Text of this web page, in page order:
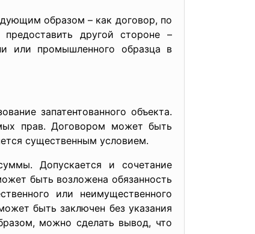
образом – как договор, по
другой стороне –
или промышленного образца в
запатентованного объекта.
прав. Договором может быть
существенным условием.
Допускается и сочетание
быть возложена обязанность
или неимущественного
быть заключен без указания
можно сделать вывод, что